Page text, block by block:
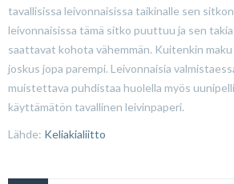
tavallisissa leivonnaisissa taikinalle sen
leivonnaisissa tämä sitko puuttuu ja sen
saattavat kohota vähemmän. Kuitenkin maku
joskus jopa parempi. Leivonnaisia
muistettava puhdistaa huolella myös
käyttämätön tavallinen leivinpaperi.
Lähde: Keliakialiitto